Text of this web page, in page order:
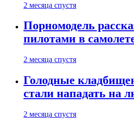
2 месяца спустя
Порномодель
пилотами в
2 месяца спустя
Голодные
стали нападать на
2 месяца спустя